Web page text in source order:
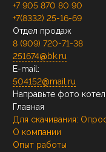
+7 905 870 80 90
+7(8332) 25-16-69
Отдел продаж
8 (909) 720-71-38
251674@bk.ru
E-mail:
504152@mail.ru
Направьте фото
Главная
Для скачивания:
О компании
Опыт работы